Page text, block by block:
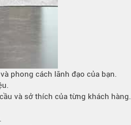
phong cách lãnh đạo của bạn.
và sở thích của từng khách hàng.